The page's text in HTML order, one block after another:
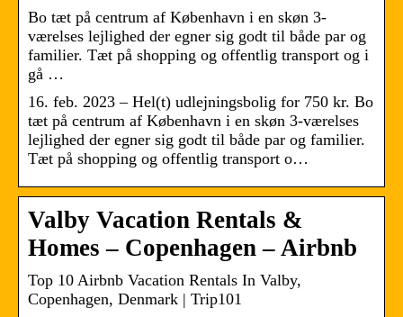
Bo tæt på centrum af København i en skøn 3-
værelses lejlighed der egner sig godt til både par og
familier. Tæt på shopping og offentlig transport og i
gå …
16. feb. 2023 – Hel(t) udlejningsbolig for 750 kr. Bo
tæt på centrum af København i en skøn 3-værelses
lejlighed der egner sig godt til både par og familier.
Tæt på shopping og offentlig transport o…
Valby Vacation Rentals &
Homes – Copenhagen – Airbnb
Top 10 Airbnb Vacation Rentals In Valby,
Copenhagen, Denmark | Trip101